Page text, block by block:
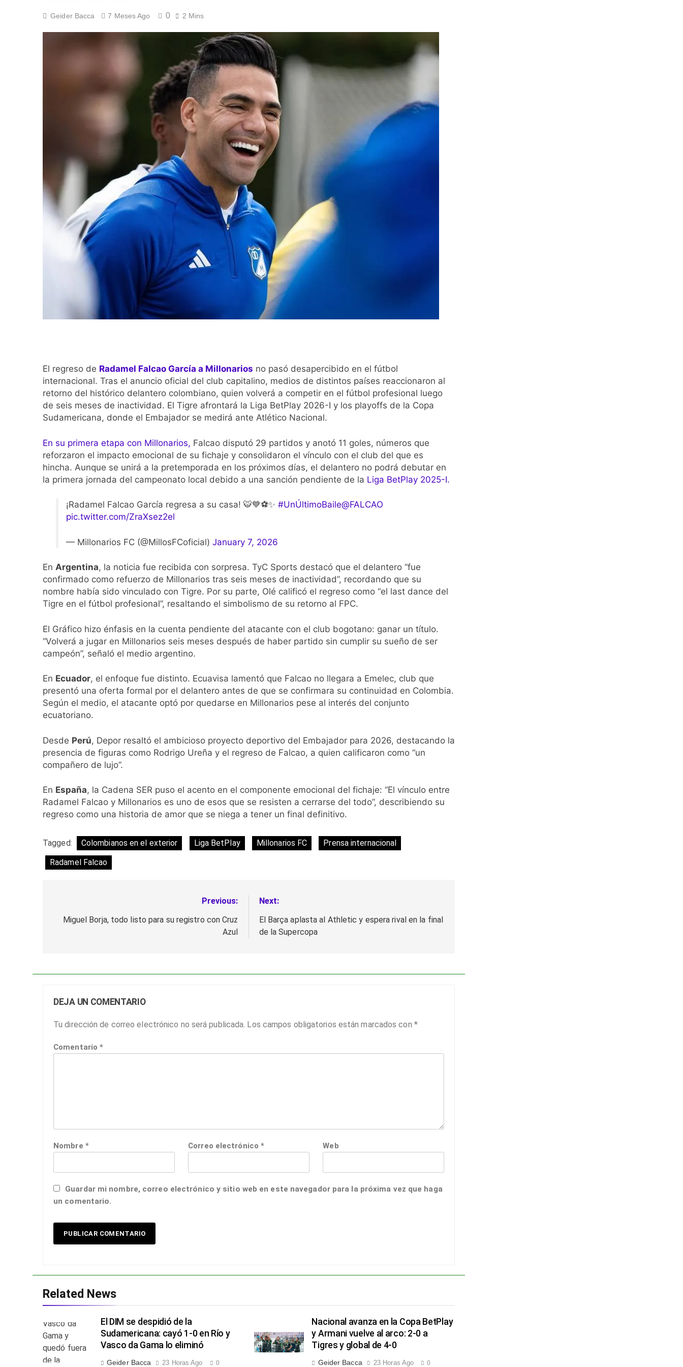
5 Días Ago
¡Recital escarlata! América goleó 7-0 a Boyacá Chicó y es líder de la Liga BetPlay
Vuelve la Premier League: arranca el 21 de agosto con el Arsenal campeón abriendo ante el Coventry
5 Días Ago
Escándalo en Montería: el debut de Nacional se suspendió por disturbios cuando ganaba 3-0 a Jaguares
5 Días Ago
Geider Bacca 7 Meses Ago 0 2 Mins
El regreso de Radamel Falcao García a Millonarios no pasó desapercibido en el fútbol
internacional. Tras el anuncio oficial del club capitalino, medios de distintos países reaccionaron al
retorno del histórico delantero colombiano, quien volverá a competir en el fútbol profesional luego
de seis meses de inactividad. El Tigre afrontará la Liga BetPlay 2026-I y los playoffs de la Copa
Sudamericana, donde el Embajador se medirá ante Atlético Nacional.
En su primera etapa con Millonarios, Falcao disputó 29 partidos y anotó 11 goles, números que
reforzaron el impacto emocional de su fichaje y consolidaron el vínculo con el club del que es
hincha. Aunque se unirá a la pretemporada en los próximos días, el delantero no podrá debutar en
la primera jornada del campeonato local debido a una sanción pendiente de la Liga BetPlay 2025-I.
¡Radamel Falcao García regresa a su casa! 🐯💙⚽✨ #UnÚltimoBaile@FALCAO
pic.twitter.com/ZraXsez2el
— Millonarios FC (@MillosFCoficial) January 7, 2026
En Argentina, la noticia fue recibida con sorpresa. TyC Sports destacó que el delantero “fue
confirmado como refuerzo de Millonarios tras seis meses de inactividad”, recordando que su
nombre había sido vinculado con Tigre. Por su parte, Olé calificó el regreso como “el last dance del
Tigre en el fútbol profesional”, resaltando el simbolismo de su retorno al FPC.
El Gráfico hizo énfasis en la cuenta pendiente del atacante con el club bogotano: ganar un título.
“Volverá a jugar en Millonarios seis meses después de haber partido sin cumplir su sueño de ser
campeón”, señaló el medio argentino.
En Ecuador, el enfoque fue distinto. Ecuavisa lamentó que Falcao no llegara a Emelec, club que
presentó una oferta formal por el delantero antes de que se confirmara su continuidad en Colombia.
Según el medio, el atacante optó por quedarse en Millonarios pese al interés del conjunto
ecuatoriano.
Desde Perú, Depor resaltó el ambicioso proyecto deportivo del Embajador para 2026, destacando la
presencia de figuras como Rodrigo Ureña y el regreso de Falcao, a quien calificaron como “un
compañero de lujo”.
En España, la Cadena SER puso el acento en el componente emocional del fichaje: “El vínculo entre
Radamel Falcao y Millonarios es uno de esos que se resisten a cerrarse del todo”, describiendo su
regreso como una historia de amor que se niega a tener un final definitivo.
Tagged: Colombianos en el exterior Liga BetPlay Millonarios FC
Prensa internacional
Radamel Falcao
de
Previous:
Miguel Borja, todo listo para su registro con Cruz
Azul
Next:
El Barça aplasta al Athletic y espera rival en la final
de la Supercopa
DEJA UN COMENTARIO
Tu dirección de correo electrónico no será publicada. Los campos obligatorios están marcados con *
Comentario*
Nombre * Correo electrónico* Web
Guardar mi nombre, correo electrónico y sitio web en este navegador para la próxima vez que haga
un comentario.
Related News
El DIM se despidió de la
Sudamericana: cayó 1-0 en Río y
Vasco da Gama lo eliminó
Geider Bacca 23 Horas Ago 0
Nacional avanza en la Copa BetPlay
y Armani vuelve al arco: 2-0 a
Tigres y global de 4-0
Geider Bacca 23 Horas Ago 0